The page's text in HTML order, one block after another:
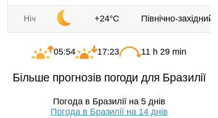
Ніч +24°C Північно-
05:54 17:23 11 h 29 min
Більше прогнозів погоди для Бразилії
Погода в Бразилії на 5 днів
Погода в Бразилії на 14 днів